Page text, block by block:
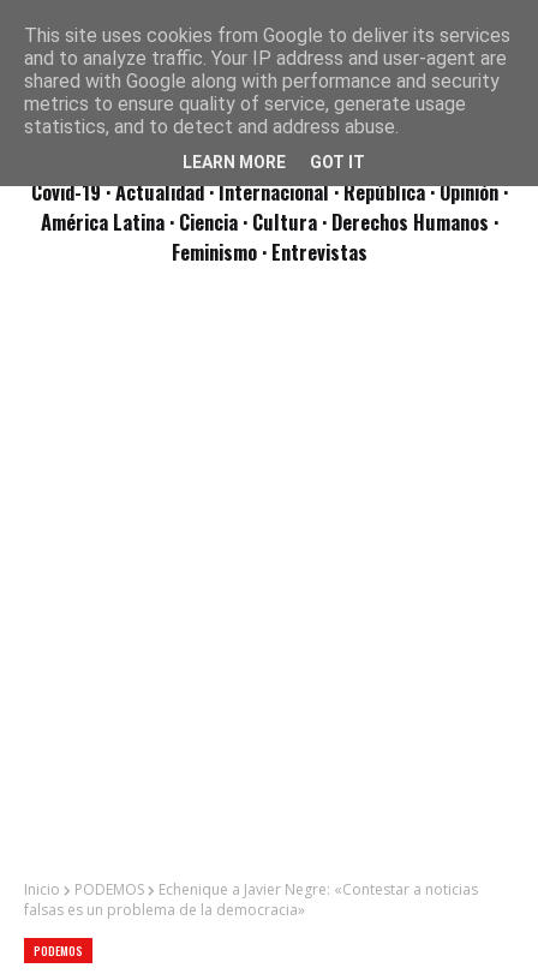
Covid-19· Actualidad· Internacional· República· Opinión·
América Latina · Ciencia · Cultura · Derechos Humanos ·
Feminismo · Entrevistas
Inicio PODEMOS
Echenique a Javier Negre: «Contestar a noticias
falsas es un problema de la democracia»
PODEMOS
This site uses cookies from Google to deliver its services
and to analyze traffic. Your IP address and user-agent are
shared with Google along with performance and security
metrics to ensure quality of service, generate usage
statistics, and to detect and address abuse.
LEARN MORE GOT IT